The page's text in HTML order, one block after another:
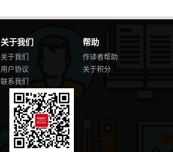
关于我们
关于我们
用户协议
联系我们
帮助
作译者帮助
关于积分